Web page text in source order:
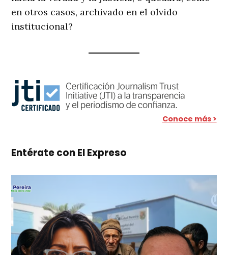
en otros casos, archivado en el olvido
institucional?
Conoce más >
Entérate con El Expreso